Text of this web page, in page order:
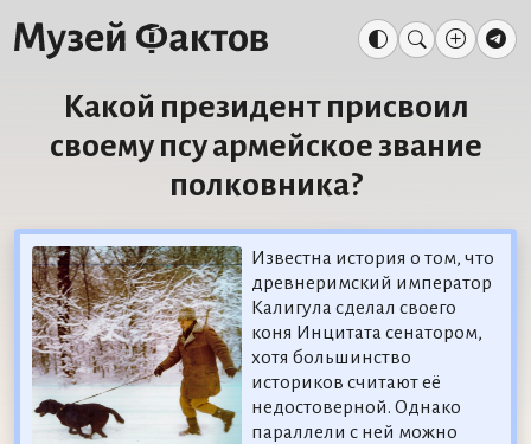
Какой президент присвоил
своему псу армейское звание
полковника?
Известна история о том, что
древнеримский император
Калигула сделал своего
коня Инцитата сенатором,
хотя большинство
историков считают её
недостоверной. Однако
параллели с ней можно